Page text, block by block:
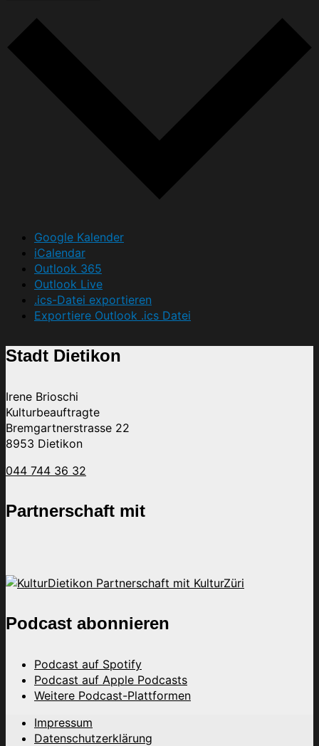
Google Kalender
iCalendar
Outlook 365
Outlook Live
.ics-Datei exportieren
Exportiere Outlook .ics Datei
Stadt Dietikon
Irene Brioschi
Kulturbeauftragte
Bremgartnerstrasse 22
8953 Dietikon
044 744 36 32
Partnerschaft mit
Podcast abonnieren
Podcast auf Spotify
Podcast auf Apple Podcasts
Weitere Podcast-Plattformen
Impressum
Datenschutzerklärung